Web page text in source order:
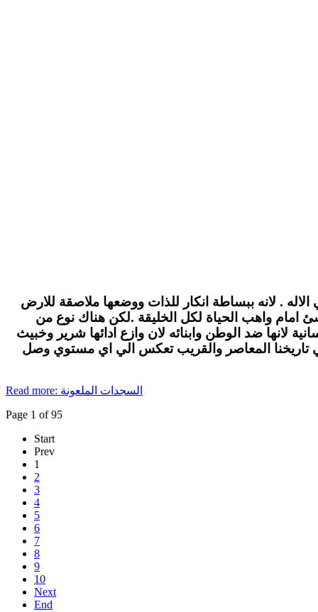
. لانه ببساطة انكار للذات ووضعها ملاصقة للارض
امام واهب الحياة لكل الخليقة .لكن هناك نوع من
لانها ضد الوطن وابنائه لان وازع ادائها شرير وخبيث
تاريخنا المعاصر والقريب تعكس الي اي مستوي وصل
Read more: السجدات الملعونة
Page 1 of 95
Start
Prev
1
2
3
4
5
6
7
8
9
10
Next
End